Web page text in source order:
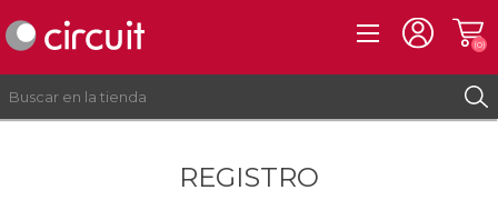
(0)
REGISTRO